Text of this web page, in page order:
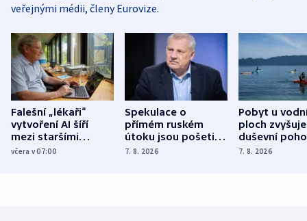
veřejnými médii, členy Eurovize.
Falešní „lékaři“
vytvoření AI šíří
mezi staršími
Poláky nebezpečné
včera v 07:00
Spekulace o
přímém ruském
útoku jsou pošetilé,
míní estonský
7. 8. 2026
Pobyt u
ploch zvyšuje
duševní
ukázala
7. 8. 2026